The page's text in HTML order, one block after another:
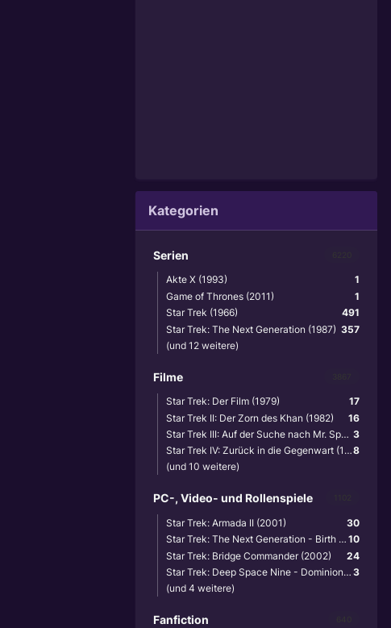
Kategorien
Serien
1
Akte X (1993)
1
Game of Thrones (2011)
491
Star Trek (1966)
357
Star Trek: The Next Generation (1987)
(und 12 weitere)
Filme
17
Star Trek: Der Film (1979)
16
Star Trek II: Der Zorn des Khan (1982)
3
Star Trek III: Auf der Suche nach Mr. Spock (1984)
8
Star Trek IV: Zurück in die Gegenwart (1986)
(und 10 weitere)
PC-, Video- und Rollenspiele
30
Star Trek: Armada II (2001)
10
Star Trek: The Next Generation - Birth of the Federation (1999)
24
Star Trek: Bridge Commander (2002)
3
Star Trek: Deep Space Nine - Dominion Wars (2001)
(und 4 weitere)
Fanfiction